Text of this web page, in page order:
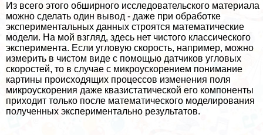
Из всего этого обширного исследовательского материала
можно сделать один вывод - даже при обработке
экспериментальных данных строятся математические
модели. На мой взгляд, здесь нет чистого классического
эксперимента. Если угловую скорость, например, можно
измерить в чистом виде с помощью датчиков угловых
скоростей, то в случае с микроускорением понимание
картины происходящих процессов изменения поля
микроускорения даже квазистатической его компоненты
приходит только после математического моделирования
полученных экспериментально результатов.